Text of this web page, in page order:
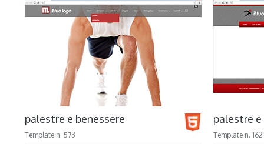
palestre e benessere
Template n. 573
palestre e
Template n. 162